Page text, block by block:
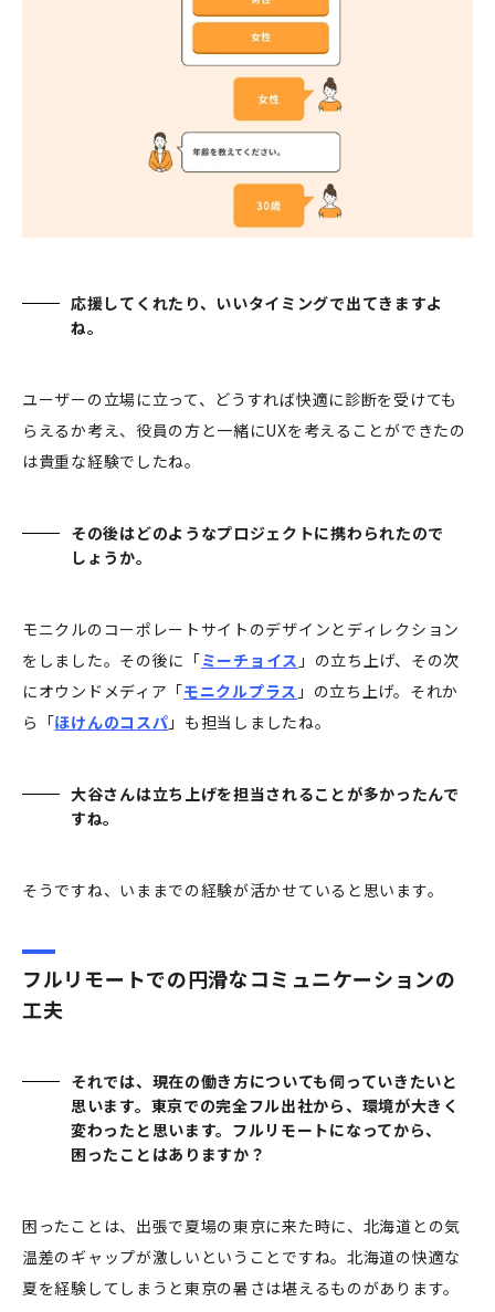
応援してくれたり、いいタイミングで出てきますよ
ね。
ユーザーの立場に立って、どうすれば快適に診断を受けても
らえるか考え、役員の方と一緒にUXを考えることができたの
は貴重な経験でしたね。
その後はどのようなプロジェクトに携わられたので
しょうか。
モニクルのコーポレートサイトのデザインとディレクション
をしました。その後に「ミーチョイス 」の立ち上げ、その次
にオウンドメディア「モニクルプラス 」の立ち上げ。それか
ら「ほけんのコスパ 」も担当しましたね。
大谷さんは立ち上げを担当されることが多かったんで
すね。
そうですね、いままでの経験が活かせていると思います。
フルリモートでの円滑なコミュニケーションの
工夫
それでは、現在の働き方についても伺っていきたいと
思います。東京での完全フル出社から、環境が大きく
変わったと思います。フルリモートになってから、
困ったことはありますか？
困ったことは、出張で夏場の東京に来た時に、北海道との気
温差のギャップが激しいということですね。北海道の快適な
夏を経験してしまうと東京の暑さは堪えるものがあります。